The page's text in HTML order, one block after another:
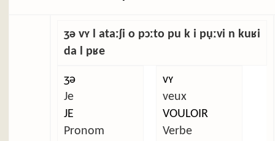
ʒə vʏ l ataːʃi o pɔːto pu k i pụːvi n kuʁi
da l pʁe
ʒə
Je
JE
Pronom
vʏ
veux
VOULOIR
Verbe